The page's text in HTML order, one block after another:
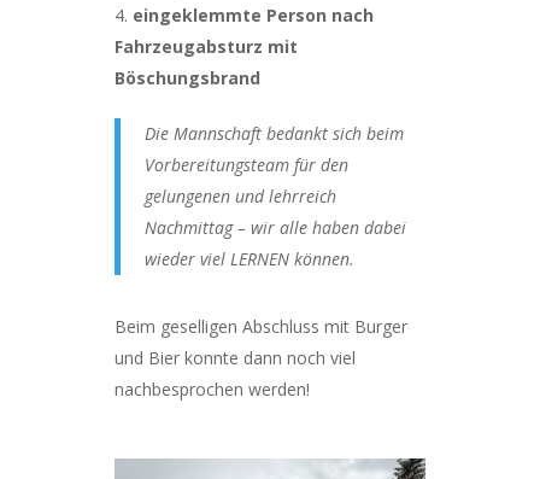
eingeklemmte Person nach
Fahrzeugabsturz mit
Böschungsbrand
Die Mannschaft bedankt sich beim
Vorbereitungsteam für den
gelungenen und lehrreich
Nachmittag – wir alle haben dabei
wieder viel LERNEN können.
Beim geselligen Abschluss mit Burger
und Bier konnte dann noch viel
nachbesprochen werden!